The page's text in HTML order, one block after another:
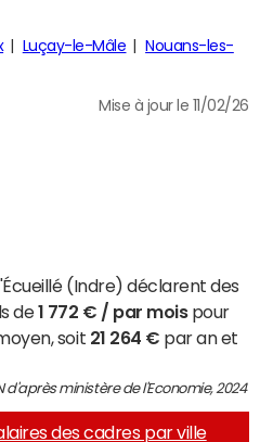
Luçay-le-Mâle
Nouans-les-
Mise à jour le 11/02/26
(Indre) déclarent des
de1 772 € / par moispour
soit 21 264 € par an et
d'après ministère de l'Economie, 2024
des cadres par ville